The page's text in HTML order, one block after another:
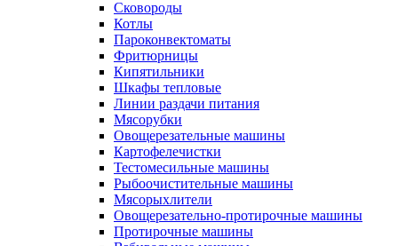
Сковороды
Котлы
Пароконвектоматы
Фритюрницы
Кипятильники
Шкафы тепловые
Линии раздачи питания
Мясорубки
Овощерезательные машины
Картофелечистки
Тестомесильные машины
Рыбоочистительные машины
Мясорыхлители
Овощерезательно-протирочные машины
Протирочные машины